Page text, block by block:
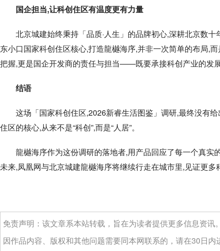
国企担当,让科创住区有温度更有力量
北京城建始终秉持「品质·人生」的品牌初心,深耕北京数
东小口国家科创住区核心,打造龍樾海序,并非一次简单的布局,
把握,更是国企开发商的责任与担当——既要承接科创产业的发
结语
这场「国家科创住区,2026新睿生活图鉴」调研,最终没有
住区的核心,从来不是“科创”,而是“人居”。
龍樾海序作为这份调研的落地者,用产品回应了每一个真
未来,凤凰网与北京城建龍樾海序将继续行走在城市里,见证更
免责声明：该文章系本站转载，旨在为读者提供更多信息资
因作品内容、版权和其他问题需要同本网联系的，请在30日内